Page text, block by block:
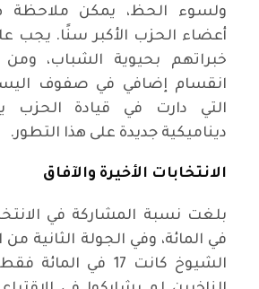
ولسوء الحظ، يمكن ملاحظة
أعضاء الحزب الأكبر سنًا. يجب
خبراتهم بحيوية الشباب،
انقسام إضافي في صفوف
التي دارت في قيادة
ديناميكية جديدة على هذا التطور.
الانتخابات الأخيرة والآفاق
في المائة، وفي الجولة الثانية
الشيوخ كانت 17 في